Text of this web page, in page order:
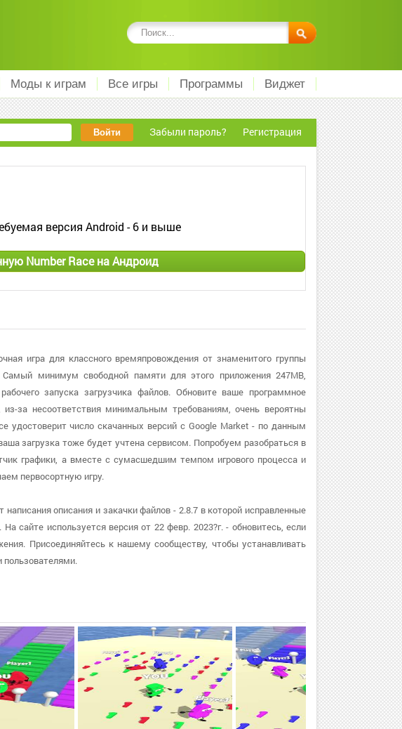
Моды к играм Все игры Программы Виджет
Забыли пароль? Регистрация
версия Android - 6 и выше
Number Race на Андроид
игра для классного времяпровождения от знаменитого группы
минимум свободной памяти для этого приложения 247MB,
запуска загрузчика файлов. Обновите ваше программное
за несоответствия минимальным требованиям, очень вероятны
удостоверит число скачанных версий с Google Market - по данным
загрузка тоже будет учтена сервисом. Попробуем разобраться в
графики, а вместе с сумасшедшим темпом игрового процесса и
первосортную игру.
описания и закачки файлов - 2.8.7 в которой исправленные
сайте используется версия от 22 февр. 2023?г. - обновитесь, если
Присоединяйтесь к нашему сообществу, чтобы устанавливать